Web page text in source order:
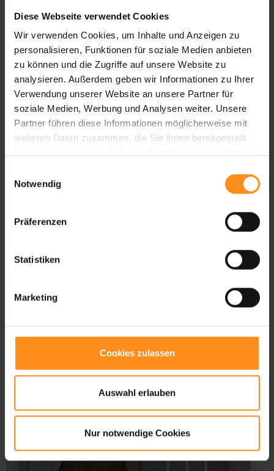
Diese Webseite verwendet Cookies
Wir verwenden Cookies, um Inhalte und Anzeigen zu
personalisieren, Funktionen für soziale Medien anbieten
zu können und die Zugriffe auf unsere Website zu
analysieren. Außerdem geben wir Informationen zu Ihrer
Verwendung unserer Website an unsere Partner für
soziale Medien, Werbung und Analysen weiter. Unsere
Partner führen diese Informationen möglicherweise mit
weiteren Daten zusammen, die Sie ihnen bereitgestellt
Notwendig
Präferenzen
Statistiken
Marketing
Cookies zulassen
Auswahl erlauben
Nur notwendige Cookies